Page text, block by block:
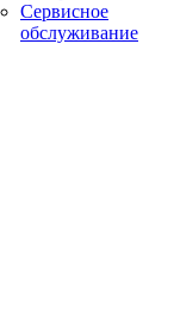
Сервисное
обслуживание